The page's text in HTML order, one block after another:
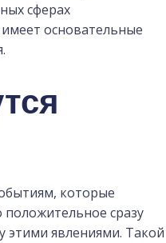
сферах
основательные
которые
положительное сразу
этими явлениями. Такой